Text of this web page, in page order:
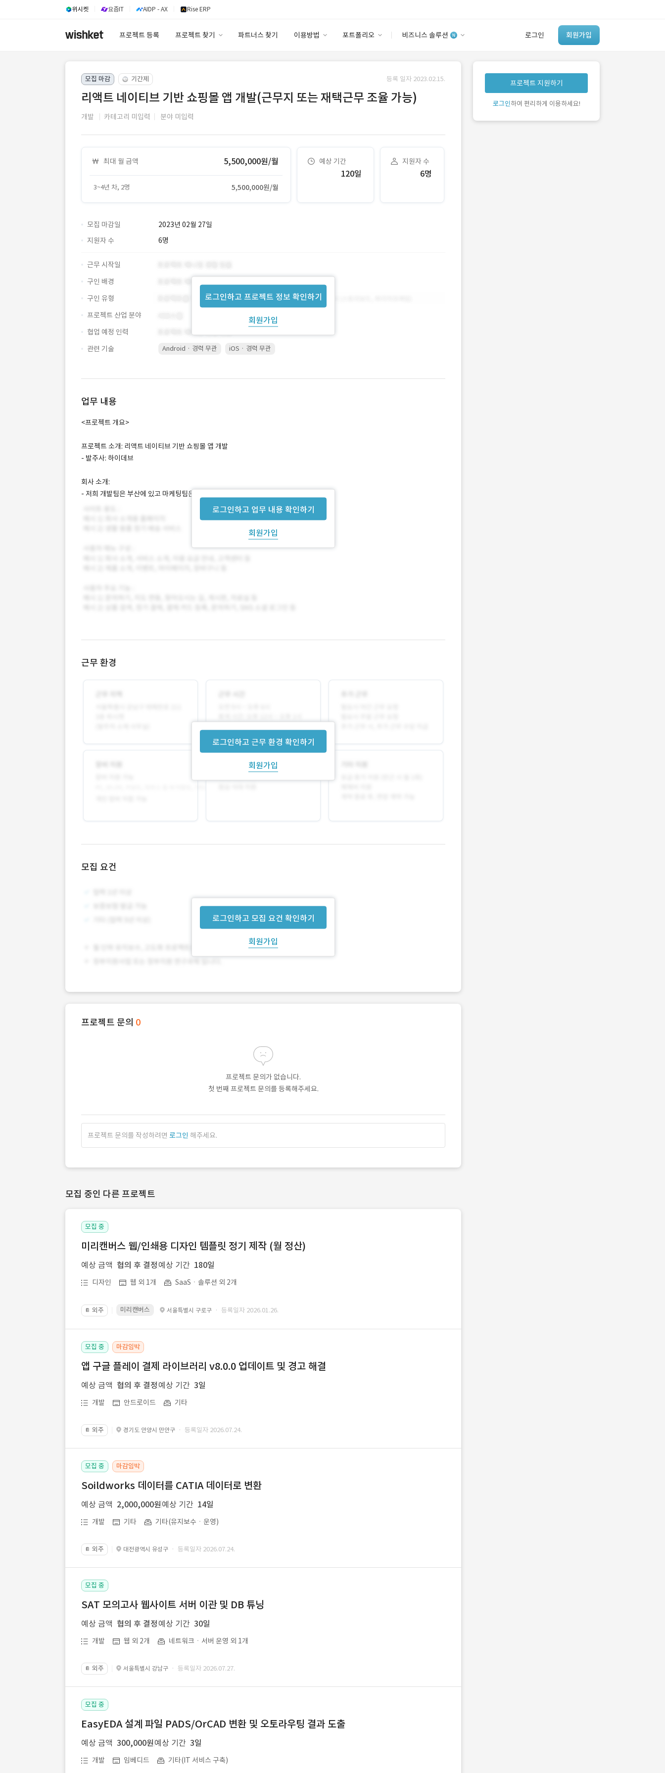
위시켓 요즘IT AIDP - AX Rise ERP
프로젝트 등록 프로젝트 찾기 파트너스 찾기 이용방법 포트폴리오 비즈니스 솔루션 로그인 회원가입
이용요금
고객센터
안심 코드 케어
솔루션 마켓
스토어
유사사례 검색 AI
‘이런 거’ 만들어본
개발 회사 있어?
모집 마감 기간제 등록 일자 2023.02.15.
리액트 네이티브 기반 쇼핑몰 앱 개발(근무지 또는 재택근무 조율 가능)
개발 카테고리 미입력 분야 미입력
최대 월 금액 5,500,000원/월
3~4년 차, 2명 5,500,000원/월
예상 기간
120일
지원자 수
6명
모집 마감일
2023년 02월 27일
지원자 수
6명
로그인하고 프로젝트 정보 확인하기
회원가입
근무 시작일
구인 배경
구인 유형
프로젝트 산업 분야
협업 예정 인력
관련 기술
Android · 경력 무관 iOS · 경력 무관
업무 내용
로그인하고 업무 내용 확인하기
회원가입
<프로젝트 개요>
프로젝트 소개: 리액트 네이티브 기반 쇼핑몰 앱 개발
- 발주사: 하이데브
회사 소개:
- 저희 개발팀은 부산에 있고 마케팅팀은 서울에 위치해 있습니다.
근무 환경
로그인하고 근무 환경 확인하기
회원가입
모집 요건
로그인하고 모집 요건 확인하기
회원가입
프로젝트 문의 0
프로젝트 문의가 없습니다.
첫 번째 프로젝트 문의를 등록해주세요.
프로젝트 문의를 작성하려면 로그인 해주세요.
모집 중인 다른 프로젝트
모집 중
미리캔버스 웹/인쇄용 디자인 템플릿 정기 제작 (월 정산)
예상 금액 협의 후 결정 예상 기간 180일
디자인 웹 외 1개 SaaSㆍ솔루션 외 2개
📔 외주 미리캔버스 서울특별시 구로구 · 등록일자 2026.01.26.
모집 중 마감임박
앱 구글 플레이 결제 라이브러리 v8.0.0 업데이트 및 경고 해결
예상 금액 협의 후 결정 예상 기간 3일
개발 안드로이드 기타
📔 외주 경기도 안양시 만안구 · 등록일자 2026.07.24.
모집 중 마감임박
Soildworks 데이터를 CATIA 데이터로 변환
예상 금액 2,000,000원 예상 기간 14일
개발 기타 기타(유지보수ㆍ운영)
📔 외주 대전광역시 유성구 · 등록일자 2026.07.24.
모집 중
SAT 모의고사 웹사이트 서버 이관 및 DB 튜닝
예상 금액 협의 후 결정 예상 기간 30일
개발 웹 외 2개 네트워크ㆍ서버 운영 외 1개
📔 외주 서울특별시 강남구 · 등록일자 2026.07.27.
모집 중
EasyEDA 설계 파일 PADS/OrCAD 변환 및 오토라우팅 결과 도출
예상 금액 300,000원 예상 기간 3일
개발 임베디드 기타(IT 서비스 구축)
프로젝트 지원하기
로그인하여 편리하게 이용하세요!